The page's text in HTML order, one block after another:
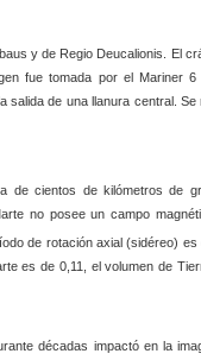
y de Regio Deucalionis. El
fue tomada por el Mariner
de una llanura central.
de cientos de kilómetros de
no posee un campo
de rotación axial (sidéreo)
es de 0,11, el volumen de
décadas impactó en la